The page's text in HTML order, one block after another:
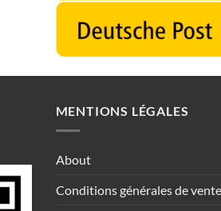
MENTIONS LÉGALES
About
Conditions générales de vente